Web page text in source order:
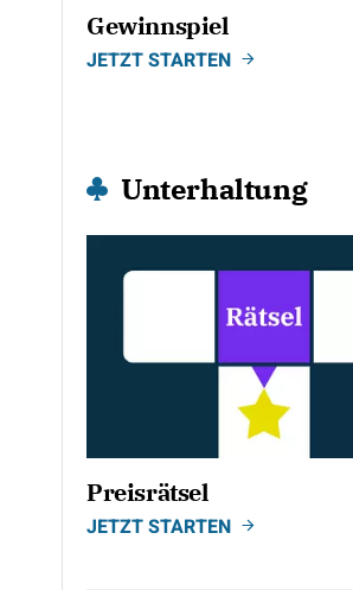
Gewinnspiel
JETZT STARTEN
Unterhaltung
Preisrätsel
JETZT STARTEN